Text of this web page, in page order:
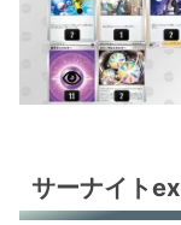
サーナイトex